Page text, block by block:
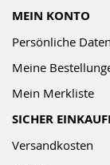
MEIN KONTO
Persönliche Daten
Meine
Mein Merkliste
SICHER
Versandkosten